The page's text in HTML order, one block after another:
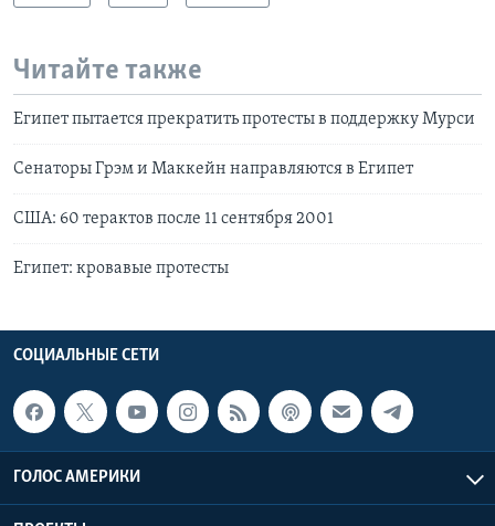
Читайте также
Египет пытается прекратить протесты в поддержку Мурси
Сенаторы Грэм и Маккейн направляются в Египет
США: 60 терактов после 11 сентября 2001
Египет: кровавые протесты
СОЦИАЛЬНЫЕ СЕТИ
ГОЛОС АМЕРИКИ